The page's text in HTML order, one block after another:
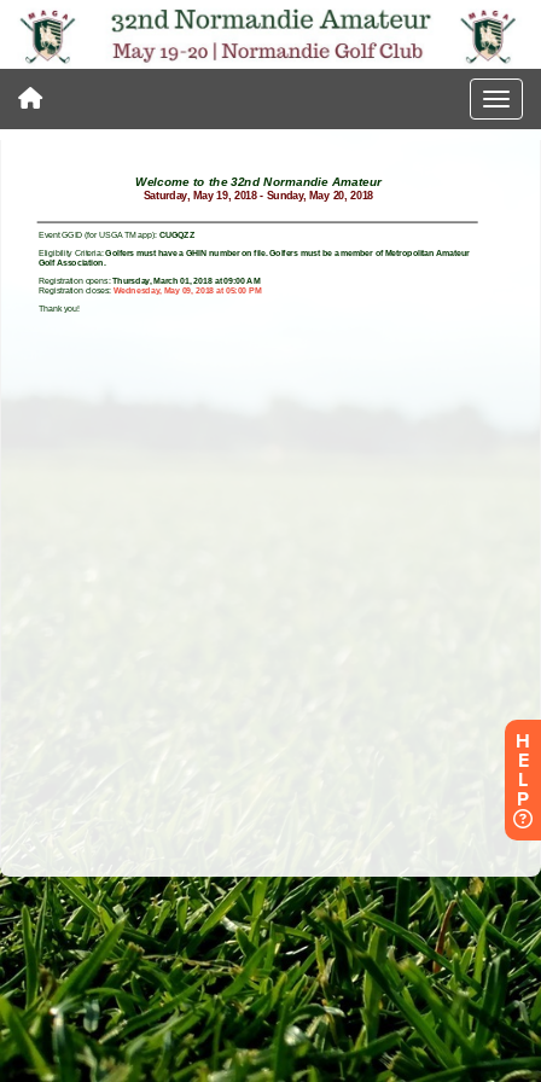
H
E
L
P